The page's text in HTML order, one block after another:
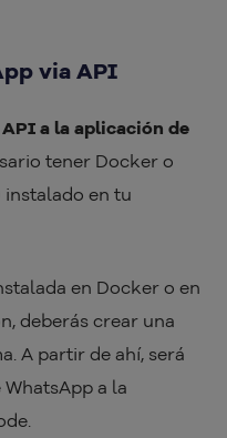
via API
a la aplicación de
tener Docker o
instalado en tu
en Docker o en
deberás crear una
A partir de ahí, será
a la